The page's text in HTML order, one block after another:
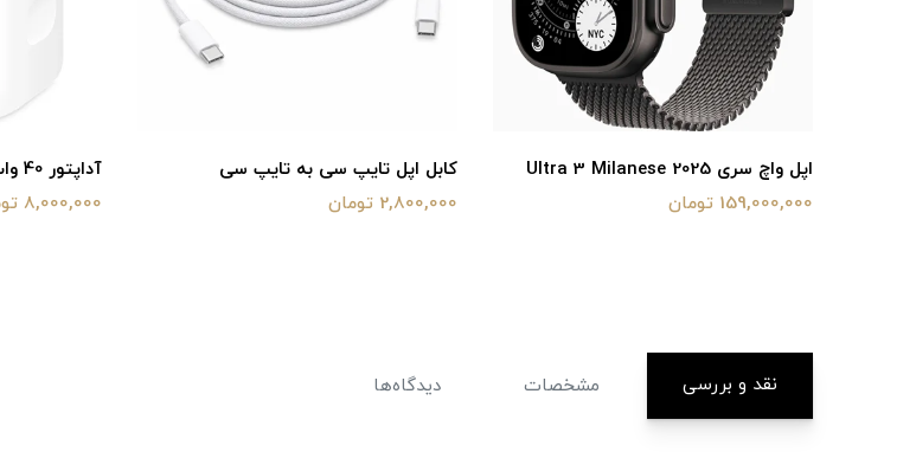
اپل واچ سری Ultra 3 Milanese 2025
159,000,000 تومان
کابل اپل تایپ سی به تایپ سی
2,800,000 تومان
آداپتور 40 وات گارانتی شرکتی
8,000,000 تومان
نقد و بررسی مشخصات دیدگاه‌ها